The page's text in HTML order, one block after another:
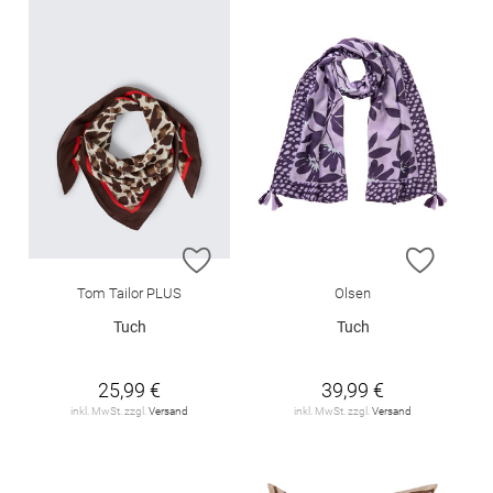
ZUR WUNSCHLISTE HINZUFÜGEN
Tom Tailor PLUS
Tuch
25,99 €
inkl. MwSt. zzgl.Versand
ZUR
Olsen
Tuch
39,99 €
inkl. MwSt. zzgl.Versand